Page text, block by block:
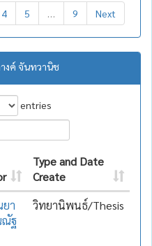
4 5 9 Next
งค์ จันทวานิช
entries
Type and Date
Create
า
ณัฐ
วิทยานิพนธ์/Thesis